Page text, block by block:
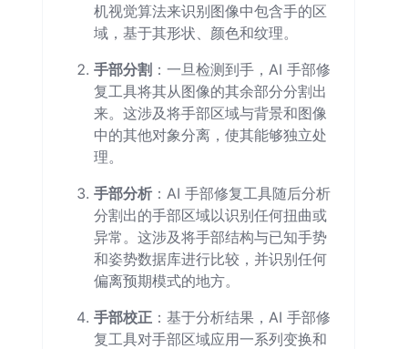
机视觉算法来识别图像中包含手的区
域，基于其形状、颜色和纹理。
手部分割 ：一旦检测到手，AI 手部修
复工具将其从图像的其余部分分割出
来。这涉及将手部区域与背景和图像
中的其他对象分离，使其能够独立处
理。
手部分析 ：AI 手部修复工具随后分析
分割出的手部区域以识别任何扭曲或
异常。这涉及将手部结构与已知手势
和姿势数据库进行比较，并识别任何
偏离预期模式的地方。
手部校正 ：基于分析结果，AI 手部修
复工具对手部区域应用一系列变换和